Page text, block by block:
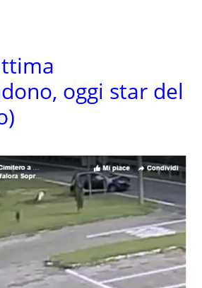
oggi star del